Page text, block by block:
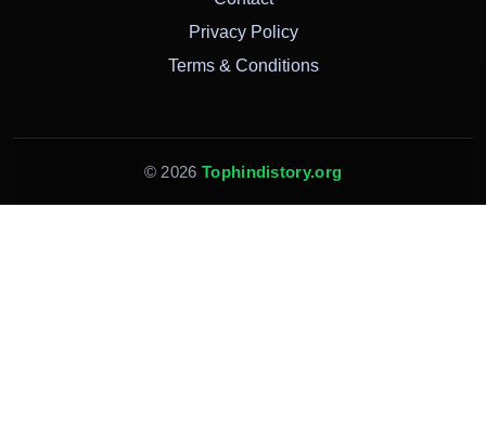
Privacy Policy
Terms & Conditions
© 2026 Tophindistory.org